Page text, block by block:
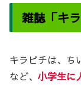
雑誌「キ
キラピチは、ち
など、 小学生に